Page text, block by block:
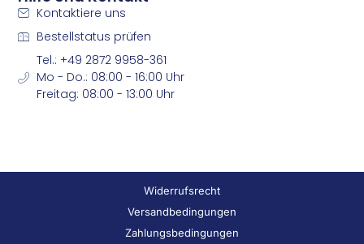
Kontaktiere uns
Bestellstatus prüfen
Tel.: +49 2872 9958-361
Mo - Do.: 08:00 - 16:00 Uhr
Freitag: 08:00 - 13:00 Uhr
Widerrufsrecht
Versandbedingungen
Zahlungsbedingungen